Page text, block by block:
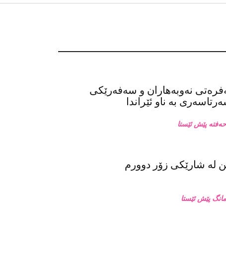
نەوبەهاران و سەفەرێکی
بە ناو ئێراندا
له‌ شارێکی زۆر دوورم